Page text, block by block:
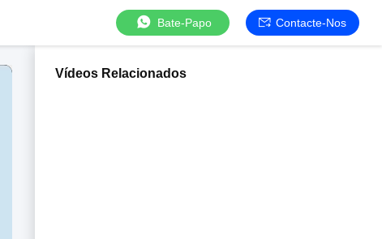
Bate-Papo Contacte-Nos
Vídeos Relacionados